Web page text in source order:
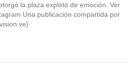
la plaza explotó de emoción. Ver
Una publicación compartida por